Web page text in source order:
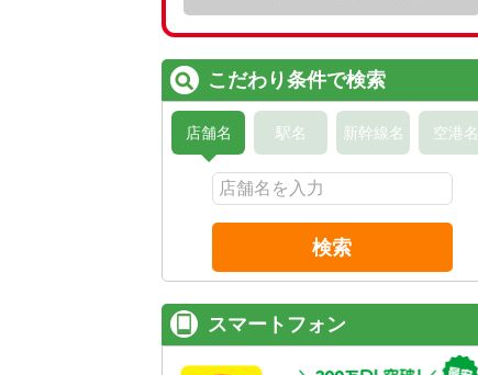
こだわり条件で検索
店舗名 駅名 新幹線名 空港名
検索
スマートフォン